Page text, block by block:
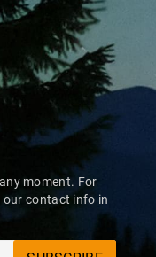
moment. For
contact info in